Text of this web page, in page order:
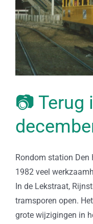
📷 Terug
Rondom station Den
1982 veel
In de Lekstraat,
tramsporen open.
grote wijzigingen in